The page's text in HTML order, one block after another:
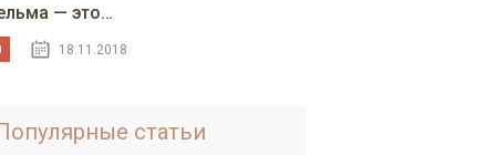
— это…
18.11.2018
статьи